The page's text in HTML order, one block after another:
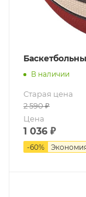
В наличии
Старая цена
2 590₽
Цена
1 036 ₽
-60%